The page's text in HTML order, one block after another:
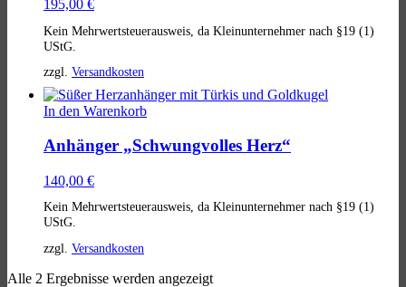
195,00 €
Kein Mehrwertsteuerausweis, da Kleinunternehmer nach §19 (1)
UStG.
zzgl. Versandkosten
In den Warenkorb
Anhänger „Schwungvolles Herz“
140,00 €
Kein Mehrwertsteuerausweis, da Kleinunternehmer nach §19 (1)
UStG.
zzgl. Versandkosten
Alle 2 Ergebnisse werden angezeigt